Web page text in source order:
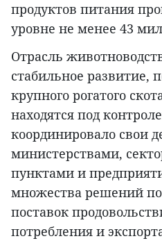
продуктов питания
уровне не менее 43
Отрасль
стабильное развитие,
крупного рогатого
находятся под
координировало свои
министерствами,
пунктами и
множества решений
поставок
потребления и